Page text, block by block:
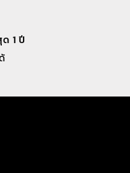
1 ปี